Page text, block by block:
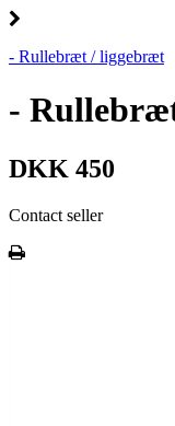
- Rullebræt / liggebræt
-
DKK 450
Contact seller